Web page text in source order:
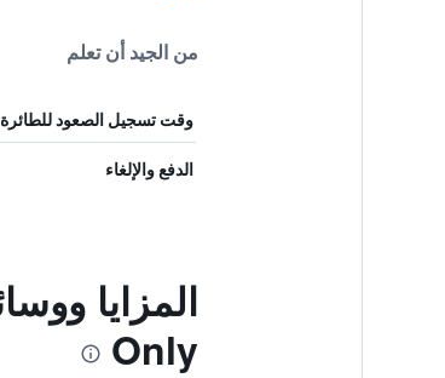
من الجيد أن تعلم
وقت تسجيل الصعود للطائرة
الدفع والإلغاء
Only